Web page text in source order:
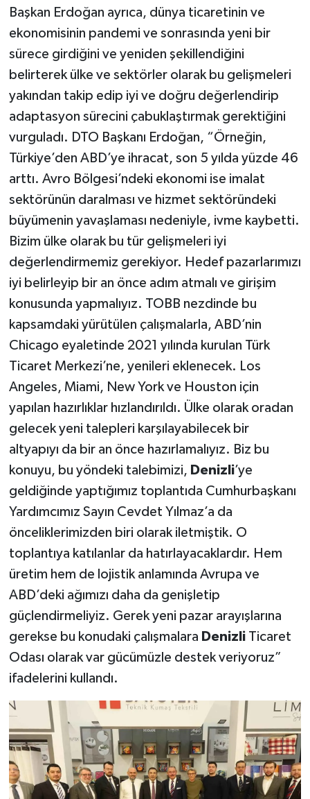
Başkan Erdoğan ayrıca, dünya ticaretinin ve
ekonomisinin pandemi ve sonrasında yeni bir
sürece girdiğini ve yeniden şekillendiğini
belirterek ülke ve sektörler olarak bu gelişmeleri
yakından takip edip iyi ve doğru değerlendirip
adaptasyon sürecini çabuklaştırmak gerektiğini
vurguladı. DTO Başkanı Erdoğan, “Örneğin,
Türkiye’den ABD’ye ihracat, son 5 yılda yüzde 46
arttı. Avro Bölgesi’ndeki ekonomi ise imalat
sektörünün daralması ve hizmet sektöründeki
büyümenin yavaşlaması nedeniyle, ivme kaybetti.
Bizim ülke olarak bu tür gelişmeleri iyi
değerlendirmemiz gerekiyor. Hedef pazarlarımızı
iyi belirleyip bir an önce adım atmalı ve girişim
konusunda yapmalıyız. TOBB nezdinde bu
kapsamdaki yürütülen çalışmalarla, ABD’nin
Chicago eyaletinde 2021 yılında kurulan Türk
Ticaret Merkezi’ne, yenileri eklenecek. Los
Angeles, Miami, New York ve Houston için
yapılan hazırlıklar hızlandırıldı. Ülke olarak oradan
gelecek yeni talepleri karşılayabilecek bir
altyapıyı da bir an önce hazırlamalıyız. Biz bu
konuyu, bu yöndeki talebimizi, Denizli’ye
geldiğinde yaptığımız toplantıda Cumhurbaşkanı
Yardımcımız Sayın Cevdet Yılmaz’a da
önceliklerimizden biri olarak iletmiştik. O
toplantıya katılanlar da hatırlayacaklardır. Hem
üretim hem de lojistik anlamında Avrupa ve
ABD’deki ağımızı daha da genişletip
güçlendirmeliyiz. Gerek yeni pazar arayışlarına
gerekse bu konudaki çalışmalara DenizliTicaret
Odası olarak var gücümüzle destek veriyoruz”
ifadelerini kullandı.